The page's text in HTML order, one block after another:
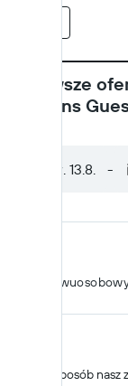
wine lands can be
Beach is 3.5 km
Cape Town
service can be
Najnowsze
Maartens
czw. 13.8. -
Pokój
W jaki sposób